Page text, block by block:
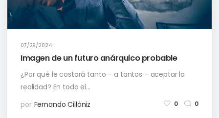
07/29/2024
Imagen de un futuro anárquico probable
¿Por qué le costará tanto – a tantos – aceptar la
realidad? En todo el…
por Fernando Cillóniz 0 0